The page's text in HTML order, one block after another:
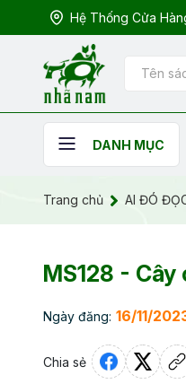
Hệ Thống Cửa
DANH MỤC
Trang chủ AI ĐÓ
MS128 -
Ngày đăng: 16/11/
Chia sẻ